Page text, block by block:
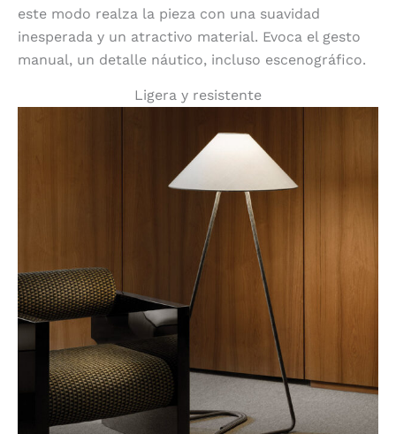
este modo realza la pieza con una suavidad
inesperada y un atractivo material. Evoca el gesto
manual, un detalle náutico, incluso escenográfico.
Ligera y resistente